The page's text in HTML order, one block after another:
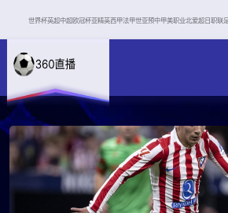
世界杯英超中超欧冠杯亚精英西甲法甲世亚预中甲美职业北爱超日职联